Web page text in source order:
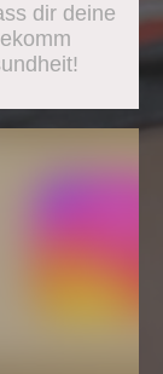
dir deine